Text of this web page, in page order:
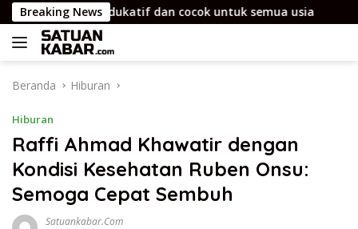
Langsung
ke
konten
Breaking News
anak yang edukatif dan cocok untuk semua usia
Beranda Hiburan
Hiburan
Raffi Ahmad Khawatir dengan
Kondisi Kesehatan Ruben Onsu:
Semoga Cepat Sembuh
Satuankabar.com